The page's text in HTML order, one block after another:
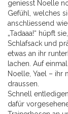
geniesst Noelle
Gefühl, welches
anschliessend
„Tadaaa!“ hüpft
Schlafsack und
etwas an ihr
lachen. Auf
Noelle, Yael – ihr
draussen.
Schnell
dafür